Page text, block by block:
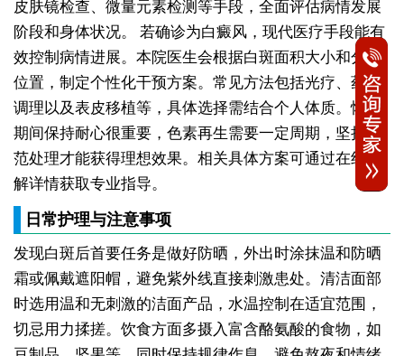
皮肤镜检查、微量元素检测等手段，全面评估病情发展
阶段和身体状况。
若确诊为白癜风，现代医疗手段能有
效控制病情进展。本院医生会根据白斑面积大小和分布
位置，制定个性化干预方案。常见方法包括光疗、药物
调理以及表皮移植等，具体选择需结合个人体质。恢复
期间保持耐心很重要，色素再生需要一定周期，坚持规
范处理才能获得理想效果。相关具体方案可通过在线了
解详情获取专业指导。
日常护理与注意事项
发现白斑后首要任务是做好防晒，外出时涂抹温和防晒
霜或佩戴遮阳帽，避免紫外线直接刺激患处。清洁面部
时选用温和无刺激的洁面产品，水温控制在适宜范围，
切忌用力揉搓。饮食方面多摄入富含酪氨酸的食物，如